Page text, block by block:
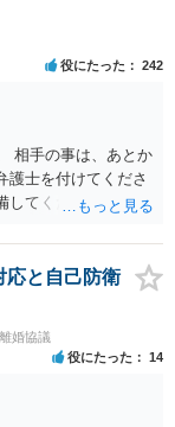
役にたった 242
相手の事は、あとか
護士を付けてくださ
してください。
応と自己防衛
婚協議
役にたった 14